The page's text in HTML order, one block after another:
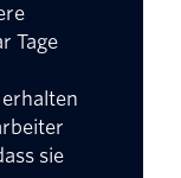
Tage
sie